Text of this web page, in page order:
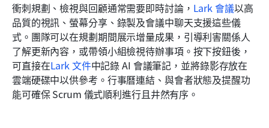
衝刺規劃、檢視與回顧通常需要即時討論， Lark 會議以高
品質的視訊、螢幕分享、錄製及會議中聊天支援這些儀
式。團隊可以在規劃期間展示增量成果，引導利害關係人
了解更新內容，或帶領小組檢視待辦事項。按下按鈕後，
可直接在Lark 文件中記錄 AI 會議筆記，並將錄影存放在
雲端硬碟中以供參考。行事曆連結、與會者狀態及提醒功
能可確保 Scrum 儀式順利進行且井然有序。